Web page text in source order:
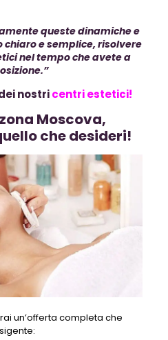
queste dinamiche e
e semplice, risolvere
nel tempo che avete a
nostricentri estetici!
Moscova,
che desideri!
un’offerta completa che